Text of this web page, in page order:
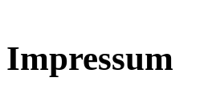
Impressum